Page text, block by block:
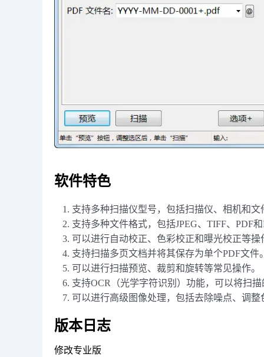
软件特色
支持多种扫描仪型号，包括扫描仪、相机和文
支持多种文件格式，包括JPEG、TIFF、PDF
可以进行自动校正、色彩校正和曝光校正等
支持扫描多页文档并将其保存为单个PDF文件
可以进行扫描预览、裁剪和旋转等常见操作。
支持OCR（光学字符识别）功能，可以将扫
可以进行高级图像处理，包括去除噪点、调整
版本日志
修改专业版